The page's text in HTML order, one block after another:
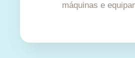
máquinas e